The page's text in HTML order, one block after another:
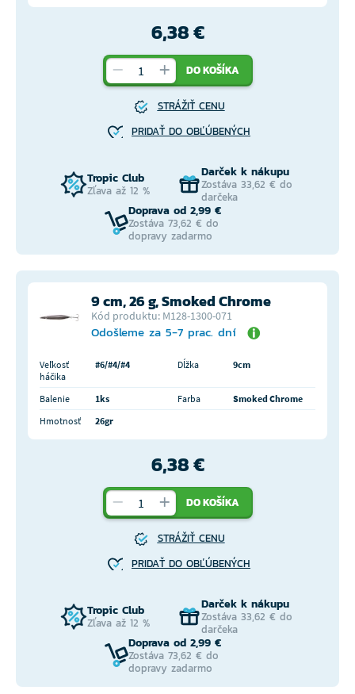
6,38 €
DO KOŠÍKA
STRÁŽIŤ CENU
PRIDAŤ DO OBĽÚBENÝCH
Tropic Club
Zľava až 12 %
Darček k nákupu
Zostáva 33,62 € do
darčeka
Doprava od 2,99 €
Zostáva 73,62 € do
dopravy zadarmo
9 cm, 26 g, Smoked Chrome
Kód produktu: M128-1300-071
Odošleme za 5-7 prac. dní
Veľkosť
háčika
#6/#4/#4 Dĺžka 9cm
Balenie 1ks Farba
Smoked Chrome
Hmotnosť
26gr
6,38 €
DO KOŠÍKA
STRÁŽIŤ CENU
PRIDAŤ DO OBĽÚBENÝCH
Tropic Club
Zľava až 12 %
Darček k nákupu
Zostáva 33,62 € do
darčeka
Doprava od 2,99 €
Zostáva 73,62 € do
dopravy zadarmo